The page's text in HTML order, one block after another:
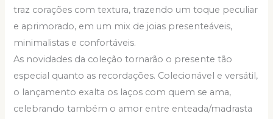
traz corações com textura, trazendo um toque peculiar
e aprimorado, em um mix de joias presenteáveis,
minimalistas e confortáveis.
As novidades da coleção tornarão o presente tão
especial quanto as recordações. Colecionável e versátil,
o lançamento exalta os laços com quem se ama,
celebrando também o amor entre enteada/madrasta